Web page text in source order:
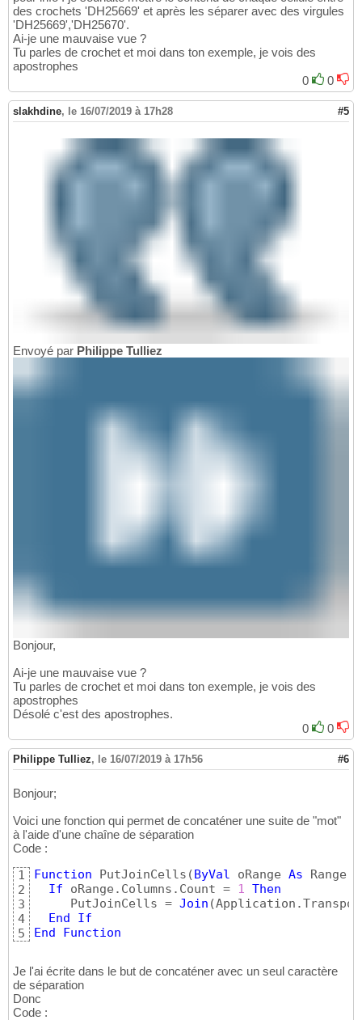
des crochets 'DH25669' et après les séparer avec des virgules
'DH25669','DH25670'.
Ai-je une mauvaise vue ?
Tu parles de crochet et moi dans ton exemple, je vois des
apostrophes
0
0
slakhdine, le 16/07/2019 à 17h28 #5
Envoyé par Philippe Tulliez
Bonjour,
Ai-je une mauvaise vue ?
Tu parles de crochet et moi dans ton exemple, je vois des
apostrophes
Désolé c'est des apostrophes.
0
0
Philippe Tulliez, le 16/07/2019 à 17h56 #6
Bonjour;
Voici une fonction qui permet de concaténer une suite de "mot"
à l'aide d'une chaîne de séparation
Code :
1
2
3
4
5
Function PutJoinCells (ByVal oRange As Range,
If oRange.Columns.Count = 1 Then
     PutJoinCells =
Join (
End
If
End
Function
Je l'ai écrite dans le but de concaténer avec un seul caractère
de séparation
Donc
Code :